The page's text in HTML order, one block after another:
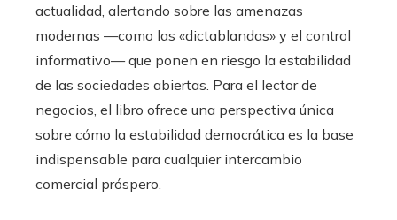
actualidad, alertando sobre las amenazas
modernas —como las «dictablandas» y el control
informativo— que ponen en riesgo la estabilidad
de las sociedades abiertas. Para el lector de
negocios, el libro ofrece una perspectiva única
sobre cómo la estabilidad democrática es la base
indispensable para cualquier intercambio
comercial próspero.